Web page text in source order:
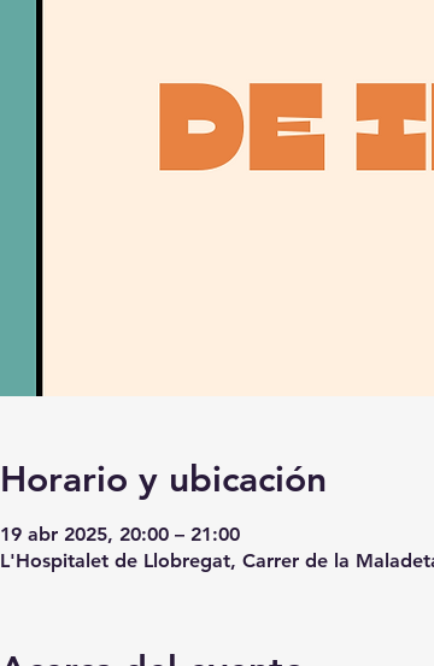
Horario y ubicación
19 abr 2025, 20:00 – 21:00
L'Hospitalet de Llobregat, Carrer de la